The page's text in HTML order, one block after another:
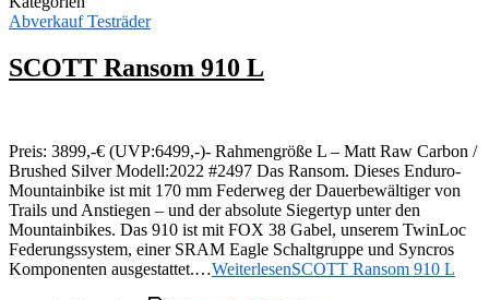
Abverkauf Testräder
SCOTT Ransom 910 L
Preis: 3899,-€ (UVP:6499,-)- Rahmengröße L – Matt Raw Carbon /
Brushed Silver Modell:2022 #2497 Das Ransom. Dieses Enduro-
Mountainbike ist mit 170 mm Federweg der Dauerbewältiger von
Trails und Anstiegen – und der absolute Siegertyp unter den
Mountainbikes. Das 910 ist mit FOX 38 Gabel, unserem TwinLoc
Federungssystem, einer SRAM Eagle Schaltgruppe und Syncros
Komponenten ausgestattet.…WeiterlesenSCOTT Ransom 910 L